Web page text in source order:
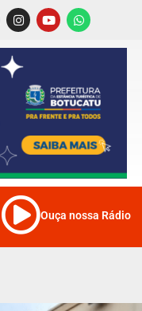
Ouça nossa Rádio